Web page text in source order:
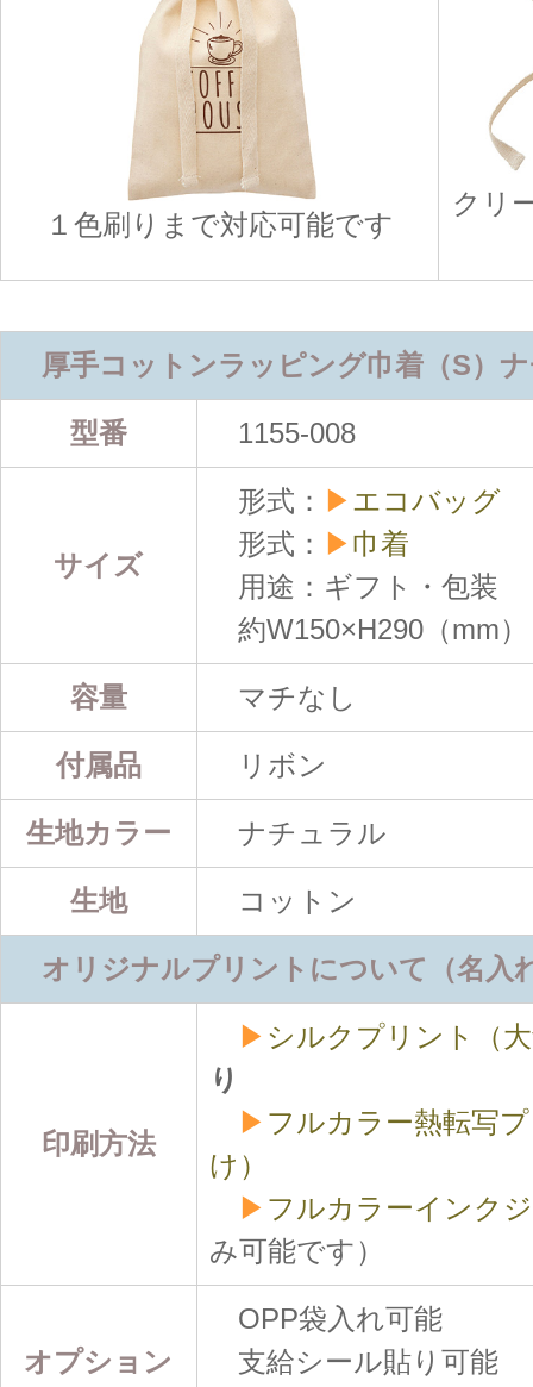
１色刷りまで対応可能です
クリ
厚手コットンラッピング巾着（S）
型番 1155-008
サイズ
形式： ▶エコバッグ
形式： ▶巾着
用途：ギフト・包装
約W150×H290（mm）
容量 マチなし
付属品 リボン
生地カラー ナチュラル
生地 コットン
オリジナルプリントについて（名入
印刷方法
▶ シルクプリント（
り
▶ フルカラー熱転写
け）
▶ フルカラーインク
み可能です）
オプション
OPP袋入れ可能
支給シール貼り可能